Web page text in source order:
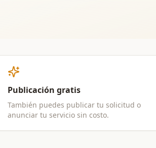
Publicación gratis
También puedes publicar tu solicitud o
anunciar tu servicio sin costo.